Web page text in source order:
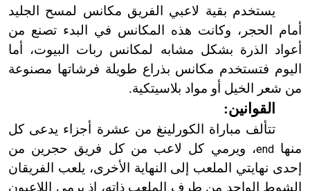
يستخدم بقية لاعبي الفريق مكانس لمسح الجليد
أمام الحجر، وكانت هذه المكانس في البدء تصنع من
أعواد الذرة بشكل مشابه لمكانس ربات البيوت، أما
اليوم فتستخدم مكانس بذراع طويلة فرشاتها مصنوعة
من شعر الخيل أو مواد بلاسيتكية.
القوانين:
تتألف مباراة الكورلينغ من عشرة أجزاء يدعى كل
منهاend، ويرمي كل لاعب من كل فريق حجرين من
إحدى نهايتي الملعب إلى النهاية الأخرى، يلعب الفريقان
الشوط الواحد من طرف الملعب ذاته، إذ يرمي اللاعبون